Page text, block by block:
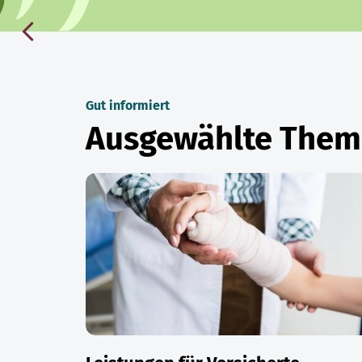
Gut informiert
Ausgewählte